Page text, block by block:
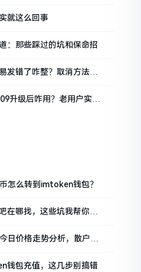
就这么回事
：那些踩过的坑和保命招
发错了咋整？取消方法告
升级后咋用？老用户实测
怎么转到imtoken钱包？
在哪找，这些坑我帮你趟
日价格走势分析，散户如
钱包充值，这几步别搞错